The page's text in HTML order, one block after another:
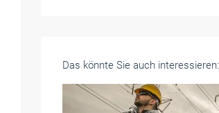
Das könnte Sie auch interessieren: